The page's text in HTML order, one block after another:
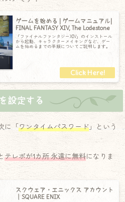
ゲームを始める | ゲームマニュアル|
FINAL FANTASY XIV, The Lodestone
「ファイナルファンタジーXIV」のインストール
から起動、キャラクターメイキングなど、ゲー
ムを始めるまでの手順についてご説明します。
設定する
に「ワンタイムパスワード 」という
テレポが1カ所 永遠に無料になりま
スクウェア・エニックス アカウント
｜SQUARE ENIX